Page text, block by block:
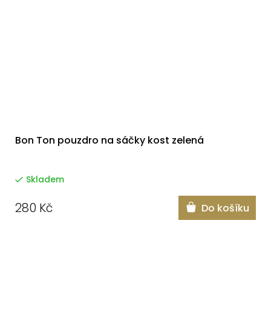
Bon Ton pouzdro na sáčky kost zelená
Skladem
280 Kč Do košíku